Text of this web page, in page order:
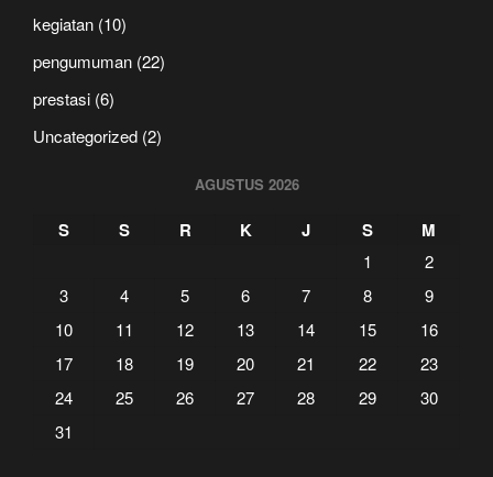
kegiatan (10)
pengumuman (22)
prestasi (6)
Uncategorized (2)
AGUSTUS 2026
S S R K J S M
1
2
3
4 5 6 7 8
9
10
11 12 13 14 15
16
17
18 19 20 21 22
23
24
25 26 27 28 29
30
31